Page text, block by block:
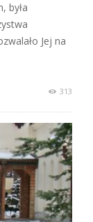
była
Jej na
313